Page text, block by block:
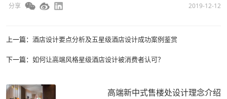
分享 2019-12-12
上一篇： 酒店设计要点分析及五星级酒店设计成功案例鉴赏
下一篇： 如何让高端风格星级酒店设计被消费者认可？
高端新中式售楼处设计理念介绍